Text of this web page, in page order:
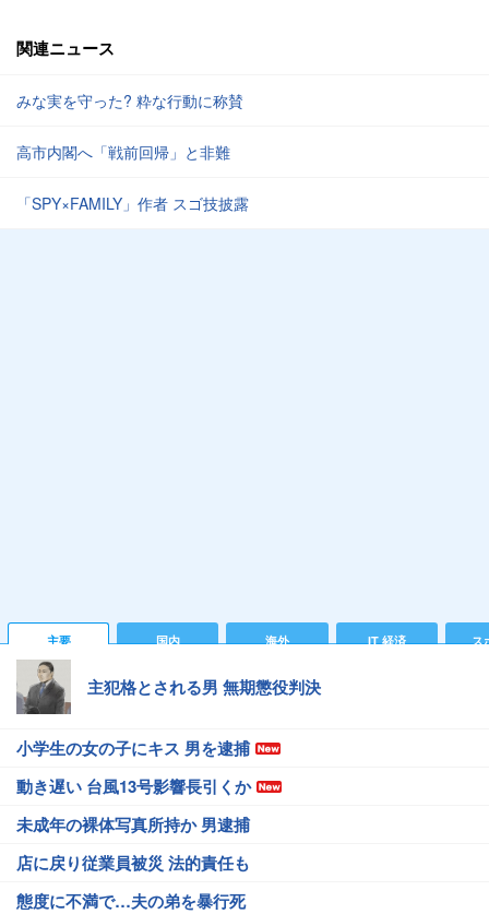
関連ニュース
みな実を守った? 粋な行動に称賛
高市内閣へ「戦前回帰」と非難
「SPY×FAMILY」作者 スゴ技披露
主要 国内 海外 IT 経済 ス
主犯格とされる男 無期懲役判決
小学生の女の子にキス 男を逮捕
動き遅い 台風13号影響長引くか
未成年の裸体写真所持か 男逮捕
店に戻り従業員被災 法的責任も
態度に不満で…夫の弟を暴行死